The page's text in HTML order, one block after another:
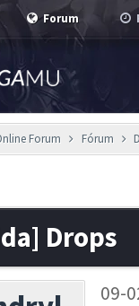
Forum
Forum Fórum
Drops
09-